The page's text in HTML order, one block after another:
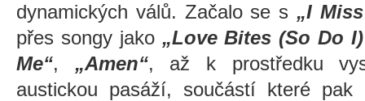
dynamických válů. Začalo se s „I
přes songy jako „Love Bites (So Do
Me“, „Amen“, až k prostředku
austickou pasáží, součástí které